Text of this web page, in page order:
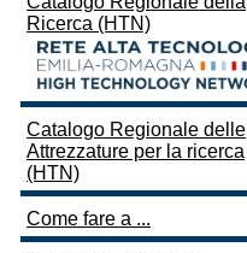
Ricerca (HTN)
Catalogo Regionale delle
Attrezzature per la ricerca
(HTN)
Come fare a ...